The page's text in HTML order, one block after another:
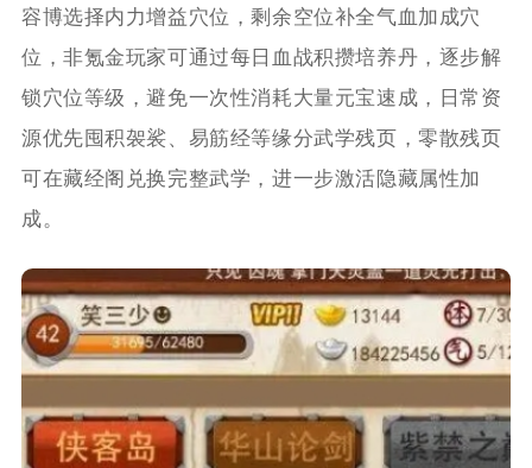
容博选择内力增益穴位，剩余空位补全气血加成穴
位，非氪金玩家可通过每日血战积攒培养丹，逐步解
锁穴位等级，避免一次性消耗大量元宝速成，日常资
源优先囤积袈裟、易筋经等缘分武学残页，零散残页
可在藏经阁兑换完整武学，进一步激活隐藏属性加
成。